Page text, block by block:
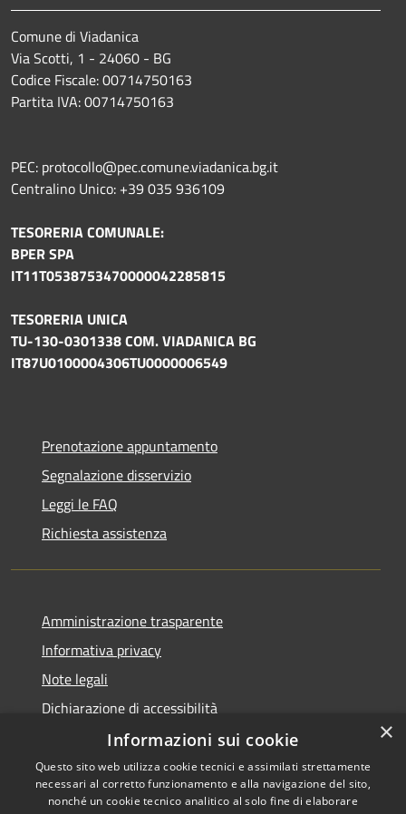
Comune di Viadanica
Via Scotti, 1 - 24060 - BG
Codice Fiscale: 00714750163
Partita IVA: 00714750163
PEC: protocollo@pec.comune.viadanica.bg.it
Centralino Unico: +39 035 936109
TESORERIA COMUNALE:
BPER SPA
IT11T0538753470000042285815
TESORERIA UNICA
TU-130-0301338 COM. VIADANICA BG
IT87U0100004306TU0000006549
Prenotazione appuntamento
Segnalazione disservizio
Leggi le FAQ
Richiesta assistenza
Amministrazione trasparente
Informativa privacy
Note legali
Dichiarazione di accessibilità
Copyright © 2026 • Comune di
×
Informazioni sui cookie
Questo sito web utilizza cookie tecnici e assimilati strettamente
necessari al corretto funzionamento e alla navigazione del sito,
nonché un cookie tecnico analitico al solo fine di elaborare